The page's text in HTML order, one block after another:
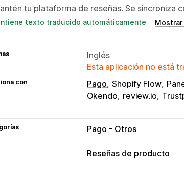
tu plataforma de reseñas. Se sincroniza
texto traducido automáticamente
Inglés
Esta aplicación no está
con Pago Shopify Flow
Okendo review.io
Pago - Otros
Reseñas de producto